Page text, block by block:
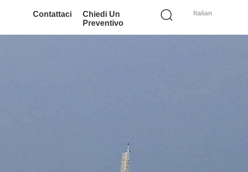
Italian
Contattaci
Chiedi Un
Preventivo